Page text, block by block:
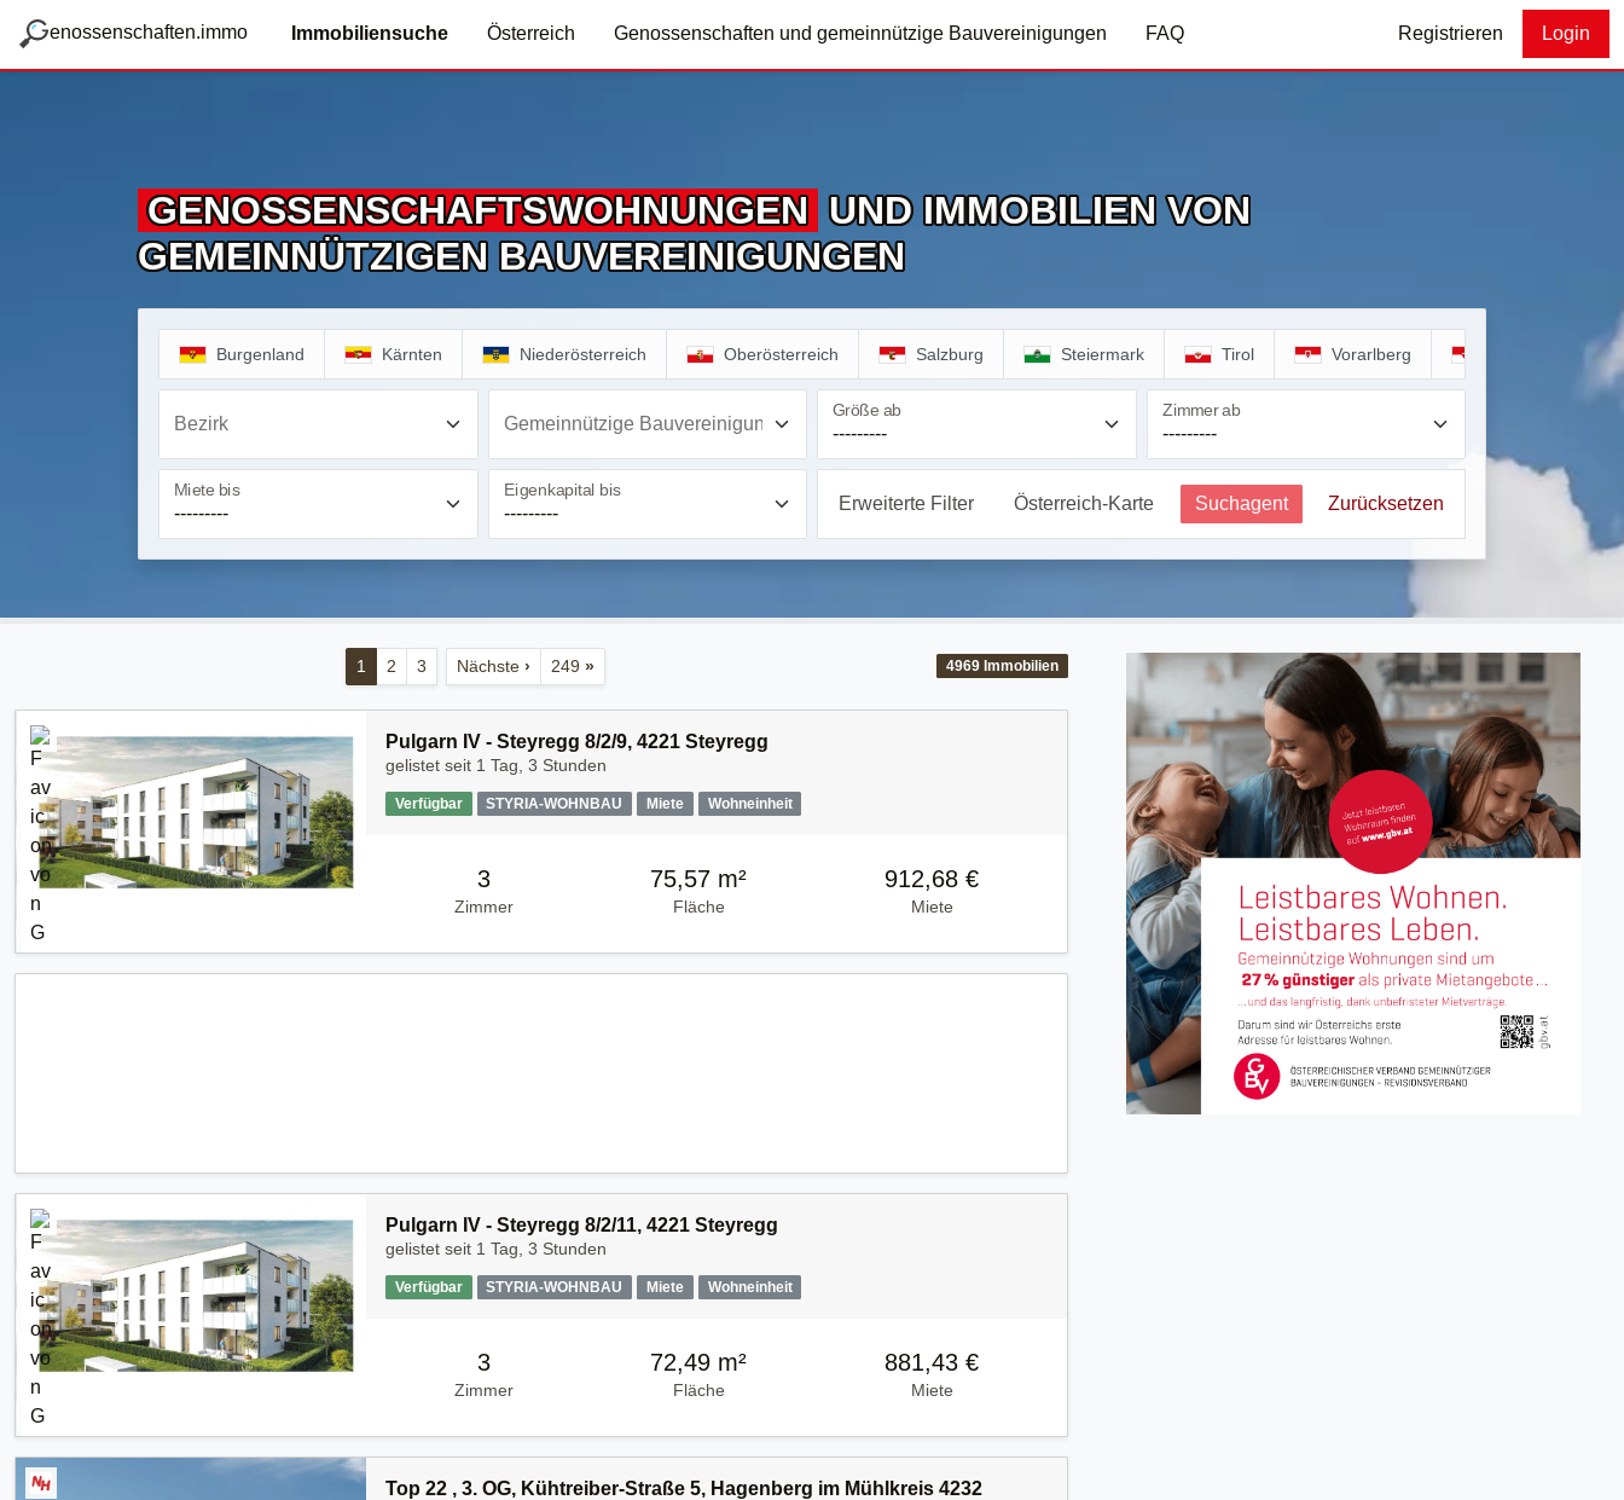
g
enossenschaften.immo Immobiliensuche Österreich Genossenschaften und gemeinnützige Bauvereinigungen FAQ Registrieren Login
GENOSSENSCHAFTS­WOHNUNGEN UND IMMOBILIEN VON
GEMEINNÜTZIGEN BAUVEREINIGUNGEN
Burgenland Kärnten Niederösterreich Oberösterreich Salzburg Steiermark Tirol Vorarlberg
Bezirk Gemeinnützige Bauvereinigung
Größe ab Zimmer ab
Miete bis Eigenkapital bis
Erweiterte Filter Österreich-Karte Suchagent Zurücksetzen
4969 Immobilien
1 2 3 Nächste› 249»
Pulgarn IV - Steyregg 8/2/9, 4221 Steyregg
gelistet seit 1 Tag, 3 Stunden
Verfügbar STYRIA-WOHNBAU Miete Wohneinheit
3
Zimmer
75,57 m²
Fläche
912,68 €
Miete
Pulgarn IV - Steyregg 8/2/11, 4221 Steyregg
gelistet seit 1 Tag, 3 Stunden
Verfügbar STYRIA-WOHNBAU Miete Wohneinheit
3
Zimmer
72,49 m²
Fläche
881,43 €
Miete
Top 22 , 3. OG, Kühtreiber-Straße 5, Hagenberg im Mühlkreis 4232